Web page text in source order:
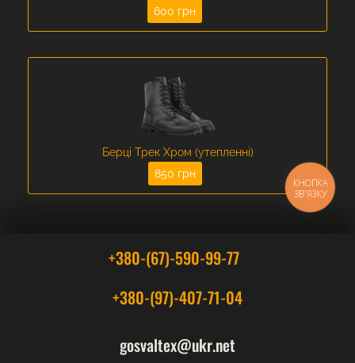
600 грн
Берці Трек Хром (утепленні)
850 грн
+380-(67)-590-99-77
+380-(97)-407-71-04
gosvaltex@ukr.net
КНОПКА
ЗВ'ЯЗКУ